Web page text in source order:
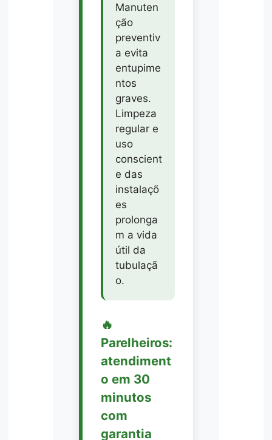
Manuten
ção
preventiv
a evita
entupime
ntos
graves.
Limpeza
regular e
uso
conscient
e das
instalaçõ
es
prolonga
m a vida
útil da
tubulaçã
o.
🔥
Parelheiros:
atendiment
o em 30
minutos
com
garantia